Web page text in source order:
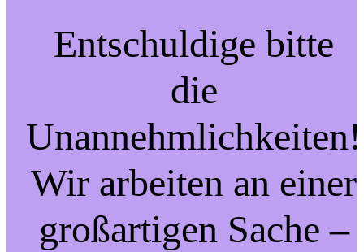
Entschuldige bitte
die
Unannehmlichkeiten!
Wir arbeiten an einer
großartigen Sache –